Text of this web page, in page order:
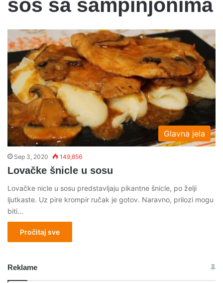
sos sa sampinjonima
Glavna jela
Sep 3, 2020 149,856
Lovačke šnicle u sosu
Lovačke nicle u sosu predstavljaju pikantne šnicle, po želji
ljutkaste. Uz pire krompir ručak je gotov. Naravno, prilozi mogu
biti…
Pročitaj sve
Reklame